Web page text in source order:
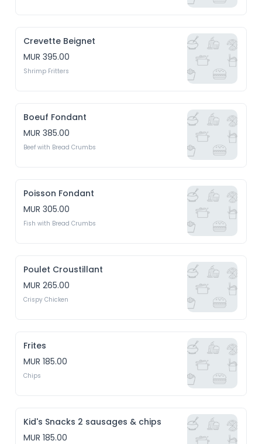
Crevette Beignet
MUR 395.00
Shrimp Fritters
Boeuf Fondant
MUR 385.00
Beef with Bread Crumbs
Poisson Fondant
MUR 305.00
Fish with Bread Crumbs
Poulet Croustillant
MUR 265.00
Crispy Chicken
Frites
MUR 185.00
Chips
Kid's Snacks 2 sausages & chips
MUR 185.00